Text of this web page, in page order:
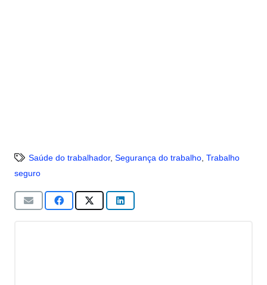
Saúde do trabalhador, Segurança do trabalho, Trabalho
seguro